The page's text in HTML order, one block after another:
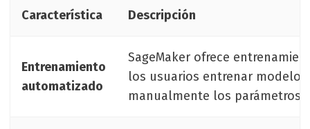
Característica Descripción
Entrenamiento
automatizado
SageMaker ofrece
los usuarios entrenar
manualmente los parámetros